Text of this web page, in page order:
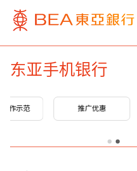
东亚手机银行
操作示范 推广优惠